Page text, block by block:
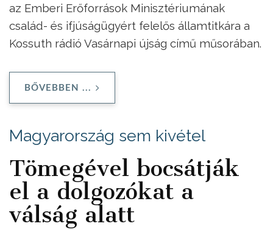
az Emberi Erőforrások Minisztériumának
család- és ifjúságügyért felelős államtitkára a
Kossuth rádió Vasárnapi újság című műsorában.
BŐVEBBEN ...
Magyarország sem kivétel
Tömegével bocsátják
el a dolgozókat a
válság alatt